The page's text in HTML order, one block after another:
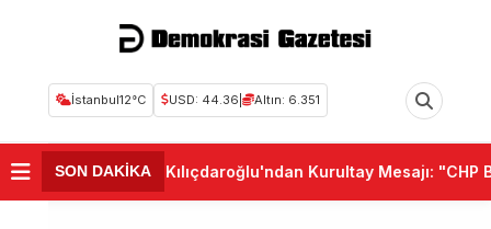
İstanbul12°C USD: 44.36 Altın: 6.351
SON DAKİKA
•Kemal Kılıçdaroğlu'ndan Kurultay Mesajı: "CHP